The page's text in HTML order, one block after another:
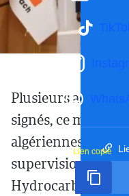
Lien copié
Plusieurs accords
signés, ce mardi,
algériennes et
supervision du
Hydrocarbures